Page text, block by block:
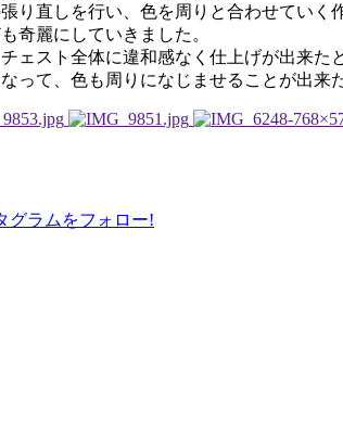
り直しを行い、色を周りと合わせていく
奇麗にしていきました。
ェスト全体に違和感なく仕上げが出来た
って、色も周りになじませることが出来